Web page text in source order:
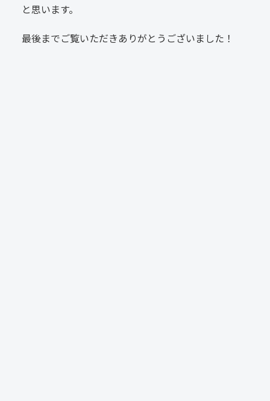
と思います。
最後までご覧いただきありがとうございました！